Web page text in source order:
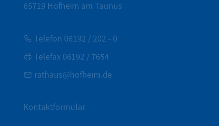
65719 Hofheim am Taunus
Telefon 06192 / 202 - 0
Telefax 06192 / 7654
rathaus@hofheim.de
Kontaktformular